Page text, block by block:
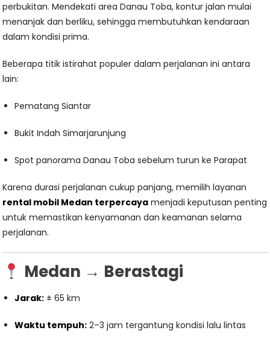
perbukitan. Mendekati area Danau Toba, kontur jalan mulai
menanjak dan berliku, sehingga membutuhkan kendaraan
dalam kondisi prima.
Beberapa titik istirahat populer dalam perjalanan ini antara
lain:
Pematang Siantar
Bukit Indah Simarjarunjung
Spot panorama Danau Toba sebelum turun ke Parapat
Karena durasi perjalanan cukup panjang, memilih layanan
rental mobil Medan terpercaya menjadi keputusan penting
untuk memastikan kenyamanan dan keamanan selama
perjalanan.
Medan → Berastagi
Jarak: ± 65 km
Waktu tempuh: 2–3 jam tergantung kondisi lalu lintas